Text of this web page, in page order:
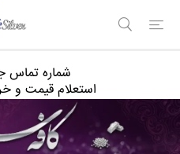
شماره تماس
استعلام قیمت و خرید